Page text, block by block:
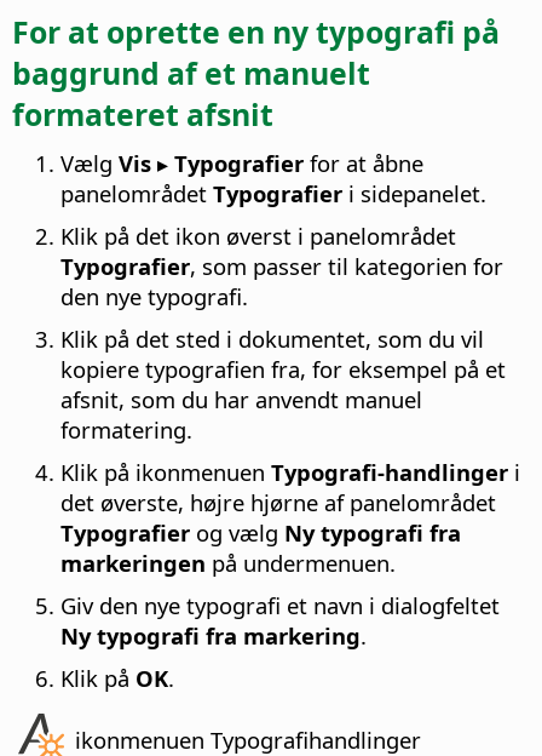
For at oprette en ny typografi på
baggrund af et manuelt
formateret afsnit
Vælg Vis ▸ Typografier for at åbne
panelområdet Typografier i sidepanelet.
Klik på det ikon øverst i panelområdet
Typografier, som passer til kategorien for
den nye typografi.
Klik på det sted i dokumentet, som du vil
kopiere typografien fra, for eksempel på et
afsnit, som du har anvendt manuel
formatering.
Klik på ikonmenuen Typografi-handlinger i
det øverste, højre hjørne af panelområdet
Typografier og vælg Ny typografi fra
markeringen på undermenuen.
Giv den nye typografi et navn i dialogfeltet
Ny typografi fra markering.
Klik på OK.
ikonmenuen Typografihandlinger